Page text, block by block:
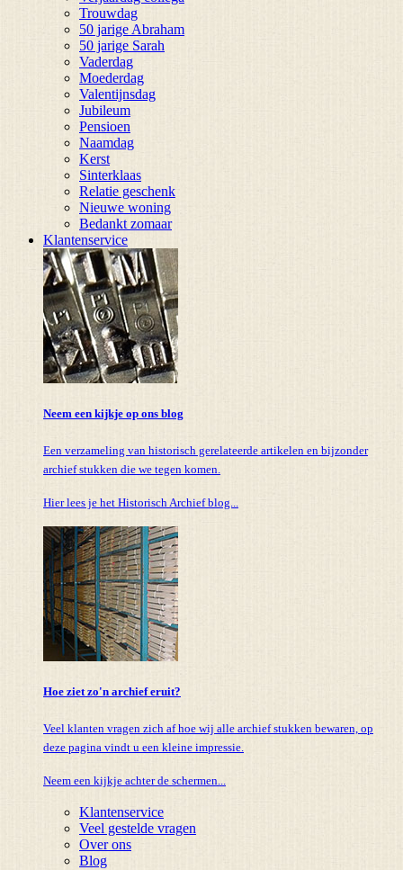
Trouwdag
50 jarige Abraham
50 jarige Sarah
Vaderdag
Moederdag
Valentijnsdag
Jubileum
Pensioen
Naamdag
Kerst
Sinterklaas
Relatie geschenk
Nieuwe woning
Bedankt zomaar
Klantenservice
Neem een kijkje op ons blog
Een verzameling van historisch gerelateerde artikelen en bijzonder
archief stukken die we tegen komen.
Hier lees je het Historisch Archief blog...
Hoe ziet zo'n archief eruit?
Veel klanten vragen zich af hoe wij alle archief stukken bewaren, op
deze pagina vindt u een kleine impressie.
Neem een kijkje achter de schermen...
Klantenservice
Veel gestelde vragen
Over ons
Blog